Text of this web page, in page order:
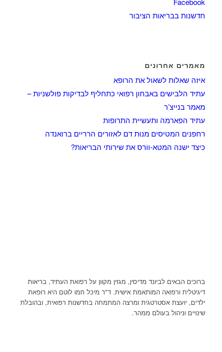
חדשנות בבריאות הציבור
מאמרים אחרונים
איזה שאלות לשאול את הרופא
עתיד הלבישים באבחון רפואי כתחליף לבדיקות פולשניות –
מאמר בנייצ’ר
עתיד הפארמה ותעשיית התרופות
רחפנים המטיסים מנות דם לאזורים הרריים ברואנדה
כיצד ישנה המטא-וורס את שירותי הבריאות?
ברוכים הבאים לביונד מדיסין, מגזין מקוון על רפואת העתיד, בריאות
דיגיטלית ורפואה המותאמת אישית. ד"ר מיכל חמו לוטם היא רופאת
ילדים, יועצת אסטרטגית ומרצה המתמחה בחדשנות רפואית, ובהובלת
שינויים וניהול בעולם ממהר.